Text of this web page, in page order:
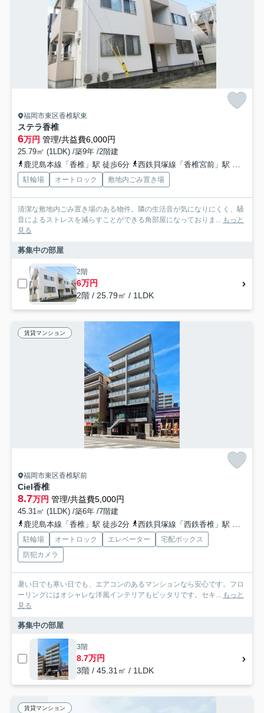
福岡市東区香椎駅東
ステラ香椎
6万円 管理/共益費6,000円
25.79㎡ (1LDK) /築9年 /2階建
鹿児島本線「香椎」駅 徒歩6分
西鉄貝塚線「香椎宮前」駅 徒歩20分
駐輪場 オートロック 敷地内ごみ置き場
清潔な敷地内ごみ置き場のある物件。隣の生活音が気になりにくく、騒
音によるストレスを減らすことができる角部屋になっておりま...
もっと
見る
募集中の部屋
2階
6万円
2階 / 25.79㎡ / 1LDK
賃貸マンション
福岡市東区香椎駅前
Ciel香椎
8.7万円 管理/共益費5,000円
45.31㎡ (1LDK) /築6年 /7階建
鹿児島本線「香椎」駅 徒歩2分
西鉄貝塚線「西鉄香椎」駅 徒歩4分
駐輪場 オートロック エレベーター
宅配ボックス
防犯カメラ
暑い日でも寒い日でも、エアコンのあるマンションなら安心です。フロ
ーリングにはオシャレな洋風インテリアもピッタリです。セキ...
もっと
見る
募集中の部屋
3階
8.7万円
3階 / 45.31㎡ / 1LDK
賃貸マンション